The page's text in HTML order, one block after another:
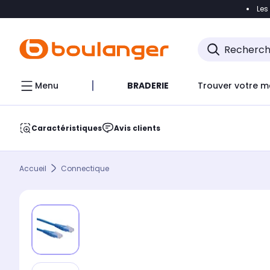
Accéder
Menu BRADERIE Trouver votre
Caractéristiques Avis clients
Accueil Connectique